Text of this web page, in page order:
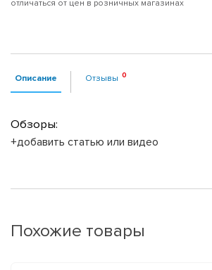
отличаться от цен в розничных магазинах
Описание Отзывы
Обзоры:
+добавить статью или видео
Похожие товары